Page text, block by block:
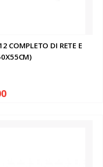
COMPLETO DI RETE E